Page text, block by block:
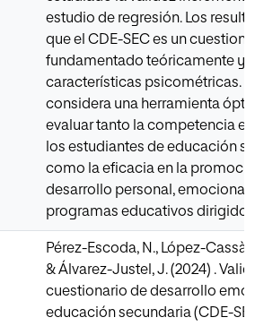
estudio de regresión. Los
que el CDE-SEC es un
fundamentado teóricamente y
características psicométricas.
considera una herramienta
evaluar tanto la competencia
los estudiantes de educación
como la eficacia en la
desarrollo personal, emocional
programas educativos dirigidos
Pérez-Escoda, N., López-Cassà,
& Álvarez-Justel, J. (2024) .
cuestionario de desarrollo
educación secundaria (CDE-